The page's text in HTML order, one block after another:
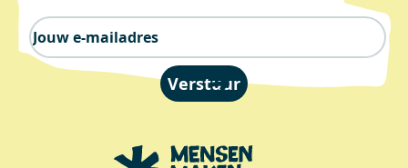
E-mailadres
Verstuur